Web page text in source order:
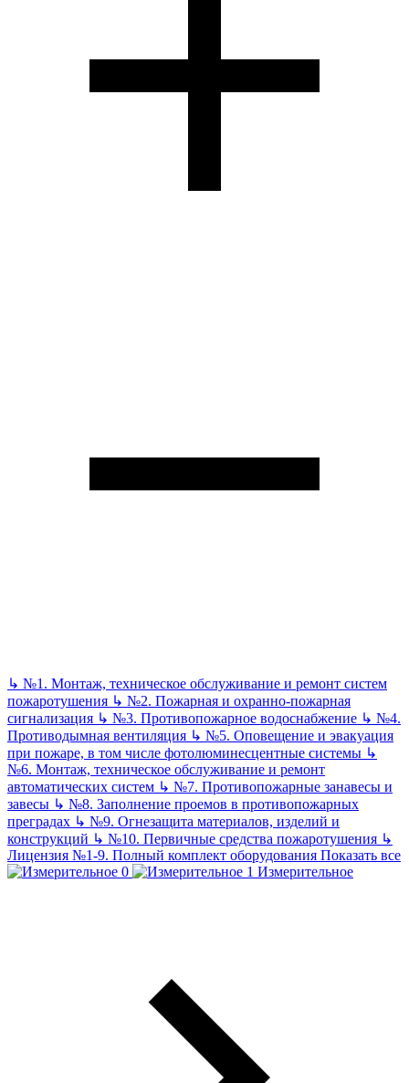
↳ №1. Монтаж, техническое обслуживание и ремонт систем
пожаротушения ↳ №2. Пожарная и охранно-пожарная
сигнализация ↳ №3. Противопожарное водоснабжение ↳ №4.
Противодымная вентиляция ↳ №5. Оповещение и эвакуация
при пожаре, в том числе фотолюминесцентные системы ↳
№6. Монтаж, техническое обслуживание и ремонт
автоматических систем ↳ №7. Противопожарные занавесы и
завесы ↳ №8. Заполнение проемов в противопожарных
преградах ↳ №9. Огнезащита материалов, изделий и
конструкций ↳ №10. Первичные средства пожаротушения ↳
Лицензия №1-9. Полный комплект оборудования Показать все
Измерительное